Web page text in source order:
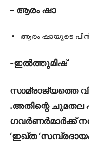
– ആരം ഷാ
ആരം ഷായുടെ
-ഇൽത്തുമിഷ്
സാമ്രാജ്യത്തെ
.അതിന്റെ ചുമതല
ഗവർണർമാർക്ക്
‘ഇഖ്‌ത